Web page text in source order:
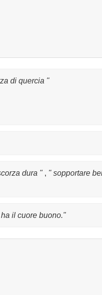
di quercia "
dura " , " sopportare
il cuore buono."